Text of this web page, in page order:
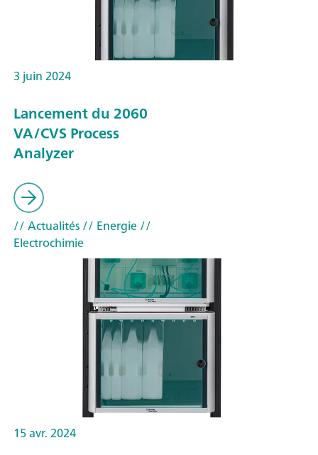
3 juin 2024
Lancement du 2060
VA/CVS Process
Analyzer
// Actualités// Energie//
Electrochimie
15 avr. 2024